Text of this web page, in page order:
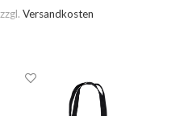
zzgl. Versandkosten